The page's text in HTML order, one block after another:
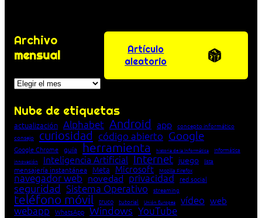
Archivo
mensual
Archivos
Artículo
aleatorio
Nube de etiquetas
actualización Alphabet Android app concepto informático
consejo
curiosidad código abierto Google
Google Chrome guía herramienta historia de la Informática Informática
innovación Inteligencia Artificial Internet juego lista
mensajería instantánea Meta Microsoft Mozilla Firefox
navegador web novedad privacidad red social
seguridad Sistema Operativo streaming
teléfono móvil truco tutorial Unión Europea vídeo web
webapp WhatsApp Windows YouTube